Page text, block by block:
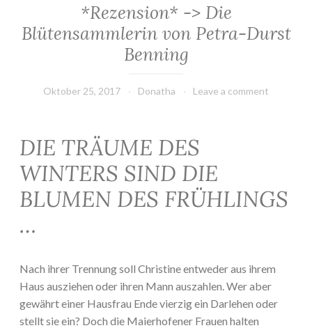
*Rezension* -> Die
Blütensammlerin von Petra-Durst
Benning
Oktober 25, 2017 Donatha Leave a comment
DIE TRÄUME DES
WINTERS SIND DIE
BLUMEN DES FRÜHLINGS
…
Nach ihrer Trennung soll Christine entweder aus ihrem
Haus ausziehen oder ihren Mann auszahlen. Wer aber
gewährt einer Hausfrau Ende vierzig ein Darlehen oder
stellt sie ein? Doch die Maierhofener Frauen halten